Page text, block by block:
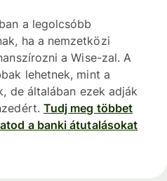
a legolcsóbb
ha a nemzetközi
a Wise-zal. A
lehetnek, mint a
de általában ezek adják
Tudj meg többet
a banki átutalásokat